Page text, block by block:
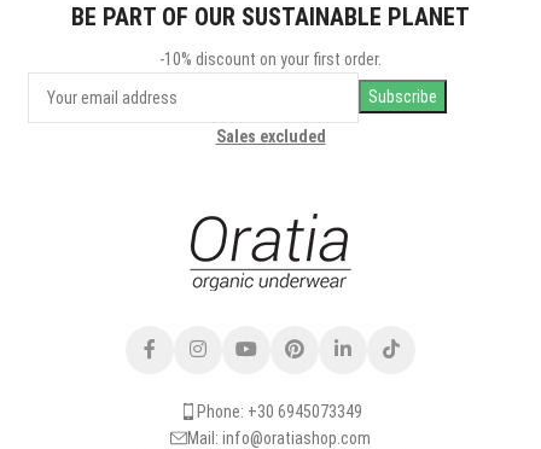
BE PART OF OUR SUSTAINABLE PLANET
-10% discount on your first order.
Sales excluded
Phone: +30 6945073349
Mail: info@oratiashop.com